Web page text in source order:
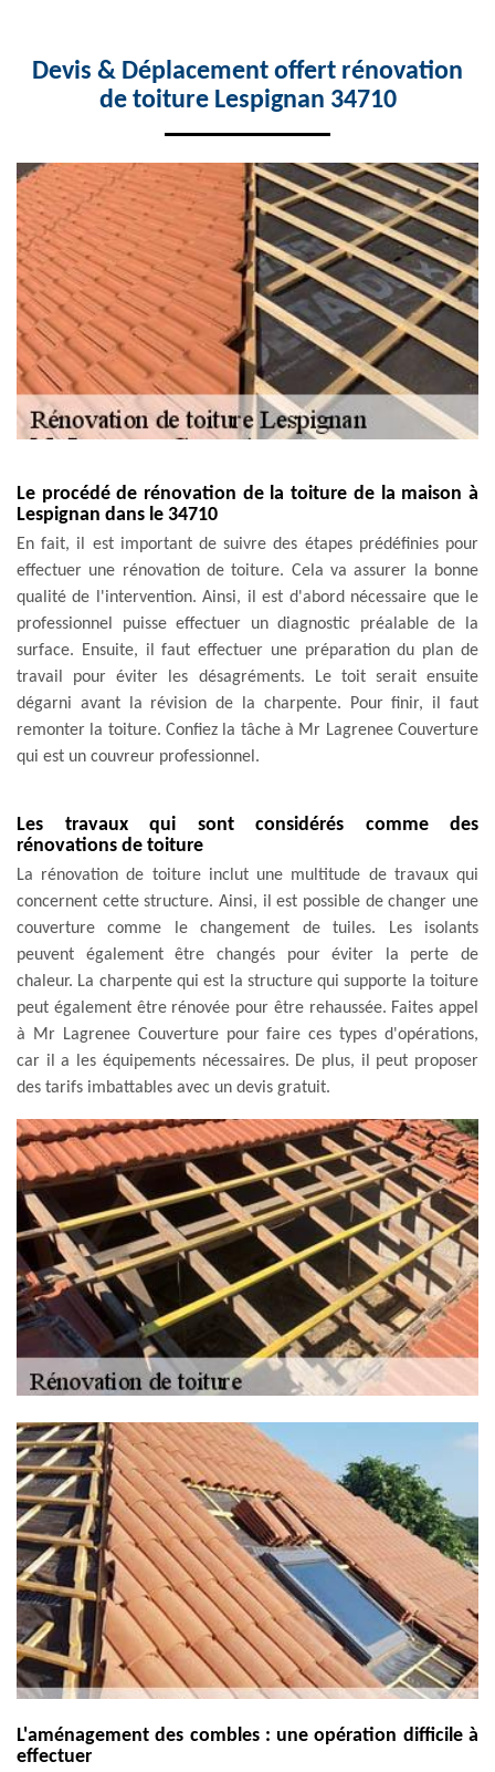
Devis & Déplacement offert rénovation
de toiture Lespignan 34710
Le procédé de rénovation de la toiture de la maison à
Lespignan dans le 34710
En fait, il est important de suivre des étapes prédéfinies pour
effectuer une rénovation de toiture. Cela va assurer la bonne
qualité de l'intervention. Ainsi, il est d'abord nécessaire que le
professionnel puisse effectuer un diagnostic préalable de la
surface. Ensuite, il faut effectuer une préparation du plan de
travail pour éviter les désagréments. Le toit serait ensuite
dégarni avant la révision de la charpente. Pour finir, il faut
remonter la toiture. Confiez la tâche à Mr Lagrenee Couverture
qui est un couvreur professionnel.
Les travaux qui sont considérés comme des
rénovations de toiture
La rénovation de toiture inclut une multitude de travaux qui
concernent cette structure. Ainsi, il est possible de changer une
couverture comme le changement de tuiles. Les isolants
peuvent également être changés pour éviter la perte de
chaleur. La charpente qui est la structure qui supporte la toiture
peut également être rénovée pour être rehaussée. Faites appel
à Mr Lagrenee Couverture pour faire ces types d'opérations,
car il a les équipements nécessaires. De plus, il peut proposer
des tarifs imbattables avec un devis gratuit.
L'aménagement des combles : une opération difficile à
effectuer